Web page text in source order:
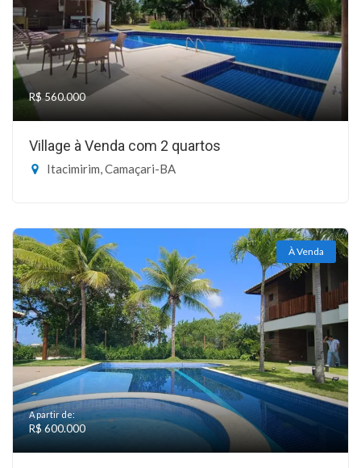
R$ 560.000
Village à Venda com 2 quartos
Itacimirim, Camaçari-BA
À Venda
A partir de:
R$ 600.000